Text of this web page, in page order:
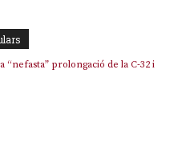
“nefasta” prolongació de la C-32 i
l’esport i la cultura en un emotiu